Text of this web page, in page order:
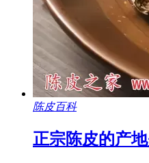
陈皮百科
正宗陈皮的产